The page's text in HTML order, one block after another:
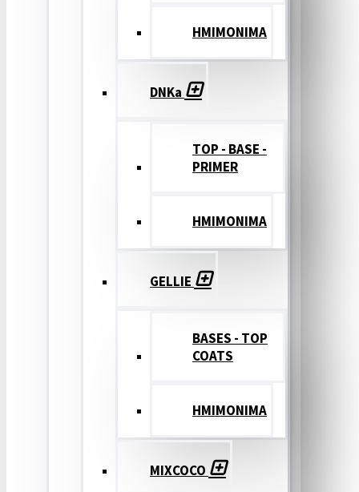
ΗΜΙΜΟΝΙΜΑ
DNKa
TOP - BASE -
PRIMER
ΗΜΙΜΟΝΙΜΑ
GELLIE
BASES - TOP
COATS
ΗΜΙΜΟΝΙΜΑ
MIXCOCO